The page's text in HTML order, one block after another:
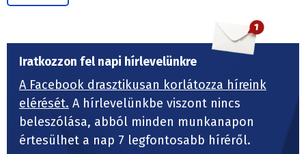
Iratkozzon fel napi hírlevelünkre
A Facebook drasztikusan korlátozza híreink
elérését. A hírlevelünkbe viszont nincs
beleszólása, abból minden munkanapon
értesülhet a nap 7 legfontosabb híréről.